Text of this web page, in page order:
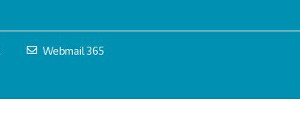
Webmail 365